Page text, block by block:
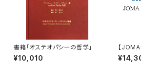
書籍「オステオパシーの哲学」
¥10,010
【
パシー(
全1回参